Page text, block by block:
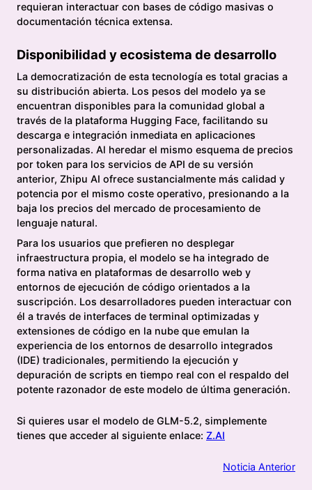
requieran interactuar con bases de código masivas o
documentación técnica extensa.
Disponibilidad y ecosistema de desarrollo
La democratización de esta tecnología es total gracias a
su distribución abierta. Los pesos del modelo ya se
encuentran disponibles para la comunidad global a
través de la plataforma Hugging Face, facilitando su
descarga e integración inmediata en aplicaciones
personalizadas. Al heredar el mismo esquema de precios
por token para los servicios de API de su versión
anterior, Zhipu AI ofrece sustancialmente más calidad y
potencia por el mismo coste operativo, presionando a la
baja los precios del mercado de procesamiento de
lenguaje natural.
Para los usuarios que prefieren no desplegar
infraestructura propia, el modelo se ha integrado de
forma nativa en plataformas de desarrollo web y
entornos de ejecución de código orientados a la
suscripción. Los desarrolladores pueden interactuar con
él a través de interfaces de terminal optimizadas y
extensiones de código en la nube que emulan la
experiencia de los entornos de desarrollo integrados
(IDE) tradicionales, permitiendo la ejecución y
depuración de scripts en tiempo real con el respaldo del
potente razonador de este modelo de última generación.
Si quieres usar el modelo de GLM-5.2, simplemente
tienes que acceder al siguiente enlace: Z.AI
Noticia Anterior